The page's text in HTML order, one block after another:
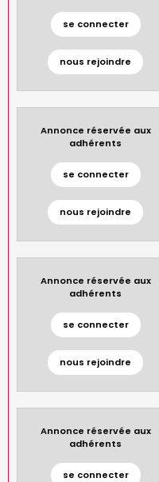
se connecter
nous rejoindre
Annonce réservée aux
adhérents
se connecter
nous rejoindre
Annonce réservée aux
adhérents
se connecter
nous rejoindre
Annonce réservée aux
adhérents
se connecter